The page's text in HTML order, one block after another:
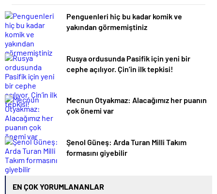
Penguenleri hiç bu kadar komik ve
yakından görmemiştiniz
Rusya ordusunda Pasifik için yeni bir
cephe açılıyor. Çin’in ilk tepkisi!
Mecnun Otyakmaz: Alacağımız her puanın
çok önemi var
Şenol Güneş: Arda Turan Milli Takım
formasını giyebilir
EN ÇOK YORUMLANANLAR